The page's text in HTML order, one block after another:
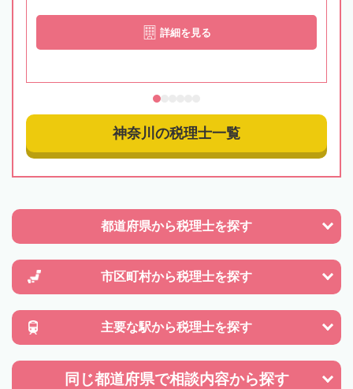
詳細を見る
神奈川の税理士一覧
都道府県から税理士を探す
市区町村から税理士を探す
主要な駅から税理士を探す
同じ都道府県で相談内容から探す